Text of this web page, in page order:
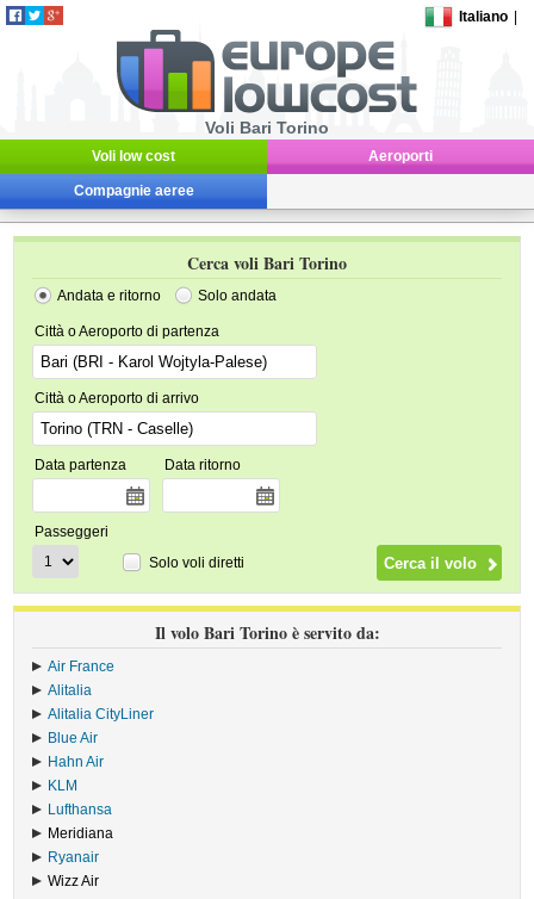
Italiano
Voli Bari Torino
Voli low cost Aeroporti
Compagnie aeree
Cerca voli Bari Torino
Andata e ritorno Solo andata
Città o Aeroporto di partenza
Città o Aeroporto di arrivo
Data partenza Data ritorno
Passeggeri
Solo voli diretti
Il volo Bari Torino è servito da:
Air France
Alitalia
Alitalia CityLiner
Blue Air
Hahn Air
KLM
Lufthansa
Meridiana
Ryanair
Wizz Air